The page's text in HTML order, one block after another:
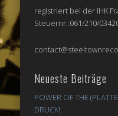
registriert bei der IHK
Steuernr.:061/210/
Neueste Beiträge
POWER OF THE
DRUCK!